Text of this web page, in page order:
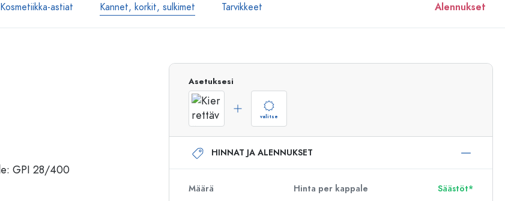
Kosmetiikka-astiat Kannet, korkit, sulkimet Tarvikkeet Alennukset
Spraypullot
Airless-pumppupullot
Roll-on-pullot
Lasipurkit
Asetuksesi
valitse
HINNAT JA ALENNUKSET
Määrä Hinta per kappale
Säästöt*